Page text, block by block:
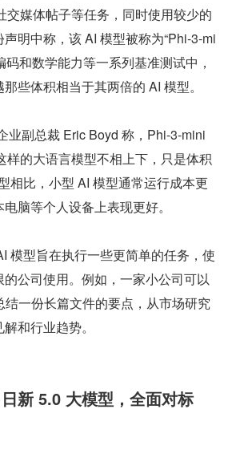
交媒体帖子等任务，同时使用较少的
明中称，该 AI 模型被称为“Phi-3-mi
码和数学能力等一系列基准测试中，
些体积相当于其两倍的 AI 模型。
业副总裁 Eric Boyd 称，Phi-3-mini
样的大语言模型不相上下，只是体积
相比，小型 AI 模型通常运行成本更
脑等个人设备上表现更好。
模型旨在执行一些更简单的任务，使
公司使用。例如，一家小公司可以
一份长篇文件的要点，从市场研究
和行业趋势。
新 5.0 大模型，全面对标